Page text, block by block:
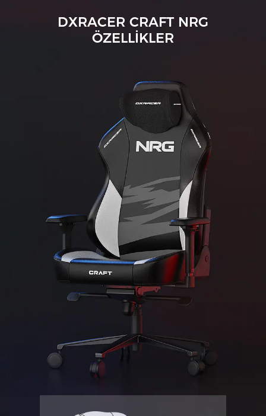
DXRACER CRAFT NRG
ÖZELLİKLER